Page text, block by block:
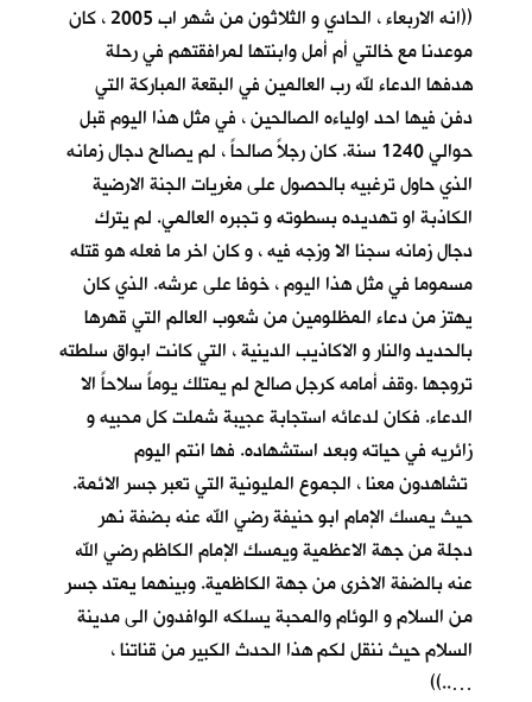
((انه الاربعاء ، الحادي و الثلاثون من شهر اب 2005 ، كان
موعدنا مع خالتي أم أمل وابنتها لمرافقتهم في رحلة
هدفها الدعاء لله رب العالمين في البقعة المباركة التي
دفن فيها احد اولياءه الصالحين ، في مثل هذا اليوم قبل
حوالي 1240 سنة. كان رجلاً صالحاً ، لم يصالح دجال زمانه
الذي حاول ترغبيه بالحصول على مغريات الجنة الارضية
الكاذبة او تهديده بسطوته و تجبره العالمي. لم يترك
دجال زمانه سجنا الا وزجه فيه ، و كان اخر ما فعله هو قتله
مسموما في مثل هذا اليوم ، خوفا على عرشه. الذي كان
يهتز من دعاء المظلومين من شعوب العالم التي قهرها
بالحديد والنار و الاكاذيب الدينية ، التي كانت ابواق سلطته
تروجها .وقف أمامه كرجل صالح لم يمتلك يوماً سلاحاً الا
الدعاء. فكان لدعائه استجابة عجيبة شملت كل محبيه و
زائريه في حياته وبعد استشهاده. فها انتم اليوم
تشاهدون معنا ، الجموع المليونية التي تعبر جسر الائمة.
حيث يمسك الإمام ابو حنيفة رضي الله عنه بضفة نهر
دجلة من جهة الاعظمية ويمسك الإمام الكاظم رضي الله
عنه بالضفة الاخرى من جهة الكاظمية. وبينهما يمتد جسر
من السلام و الوئام والمحبة يسلكه الوافدون الى مدينة
السلام حيث ننقل لكم هذا الحدث الكبير من قناتنا ،
…..))